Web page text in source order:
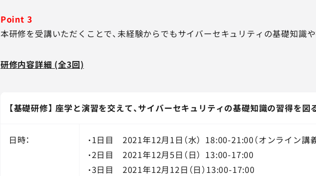
Point 3
本研修を受講いただくことで、未経験からでもサイバーセキュリティの基礎知識
研修内容詳細 (全3回)
【基礎研修】 座学と演習を交えて、サイバーセキュリティの基礎知識の習得を図
日時： ・1日目 2021年12月1日（水） 18:00-21:00（オンライン講
・2日目 2021年12月5日（日） 13:00-17:00
・3日目 2021年12月12日（日）13:00-17:00